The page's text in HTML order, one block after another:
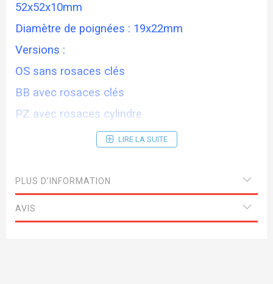
52x52x10mm
Diamètre de poignées : 19x22mm
Versions :
OS sans rosaces clés
BB avec rosaces clés
PZ avec rosaces cylindre
BAD avec rosaces condamnation
LIRE LA SUITE
PLUS D’INFORMATION
AVIS